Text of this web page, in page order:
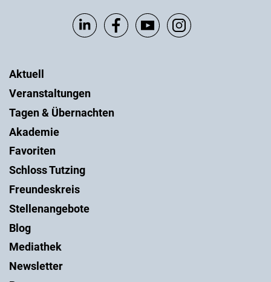
Aktuell
Veranstaltungen
Tagen & Übernachten
Akademie
Favoriten
Schloss Tutzing
Freundeskreis
Stellenangebote
Blog
Mediathek
Newsletter